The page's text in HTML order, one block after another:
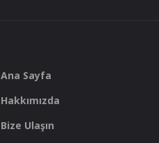
Ana Sayfa
Hakkımızda
Bize Ulaşın